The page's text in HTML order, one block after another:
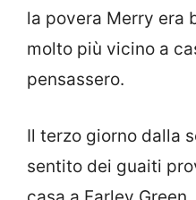
la povera Merry era
molto più vicino a
pensassero.
Il terzo giorno dalla
sentito dei guaiti